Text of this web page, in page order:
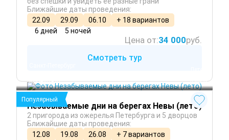
Ближайшие даты проведения:
22.09
29.09 06.10
+ 18 вариантов
6 дней
5 ночей
Цена от:34 000руб.
Смотреть тур
Кронштадт
Популярный
Весна
Незабываемые дни на берегах Невы (лето)
2 пригорода из ожерелья Петербурга и 5 дворцов
Ближайшие даты проведения:
12.08
19.08 26.08
+ 7 вариантов